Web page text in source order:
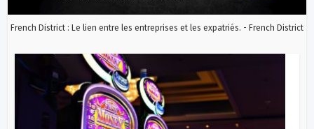
French District : Le lien entre les entreprises et les expatriés. - French District